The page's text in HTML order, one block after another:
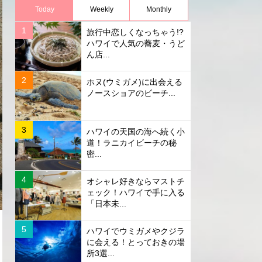
Today Weekly Monthly
旅行中恋しくなっちゃう!?
ハワイで人気の蕎麦・うど
ん店...
ホヌ(ウミガメ)に出会える
ノースショアのビーチ...
ハワイの天国の海へ続く小
道！ラニカイビーチの秘
密...
オシャレ好きならマストチ
ェック！ハワイで手に入る
「日本未...
ハワイでウミガメやクジラ
に会える！とっておきの場
所3選...